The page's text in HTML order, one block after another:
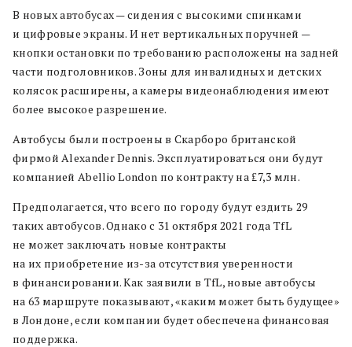
В новых автобусах — сидения с высокими спинками
и цифровые экраны. И нет вертикальных поручней —
кнопки остановки по требованию расположены на задней
части подголовников. Зоны для инвалидных и детских
колясок расширены, а камеры видеонаблюдения имеют
более высокое разрешение.
Автобусы были построены в Скарборо британской
фирмой Alexander Dennis. Эксплуатироваться они будут
компанией Abellio London по контракту на ₤7,3 млн.
Предполагается, что всего по городу будут ездить 29
таких автобусов. Однако с 31 октября 2021 года TfL
не может заключать новые контракты
на их приобретение из-за отсутствия уверенности
в финансировании. Как заявили в TfL, новые автобусы
на 63 маршруте показывают, «каким может быть будущее»
в Лондоне, если компании будет обеспечена финансовая
поддержка.